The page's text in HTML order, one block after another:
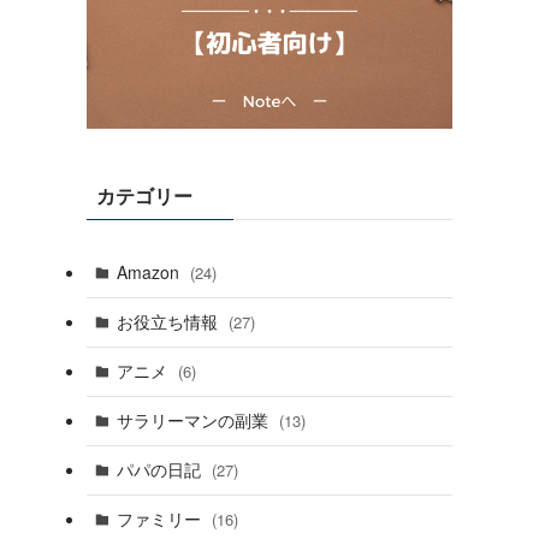
カテゴリー
Amazon (24)
お役立ち情報 (27)
アニメ (6)
サラリーマンの副業 (13)
パパの日記 (27)
ファミリー (16)